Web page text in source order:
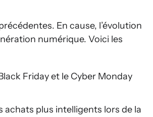
En cause, l’évolution
numérique. Voici les
Friday et le Cyber Monday
achats plus intelligents lors de la